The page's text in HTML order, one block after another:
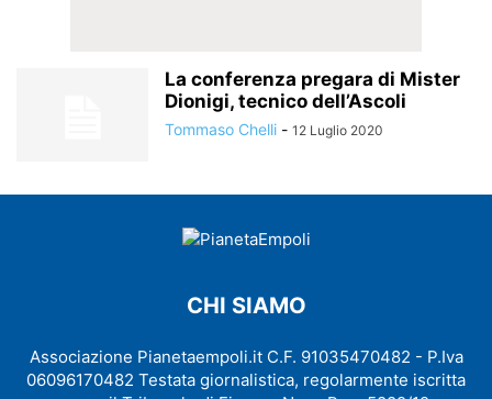
La conferenza pregara di Mister
Dionigi, tecnico dell’Ascoli
Tommaso Chelli - 12 Luglio 2020
CHI SIAMO
Associazione Pianetaempoli.it C.F. 91035470482 - P.Iva
06096170482 Testata giornalistica, regolarmente iscritta